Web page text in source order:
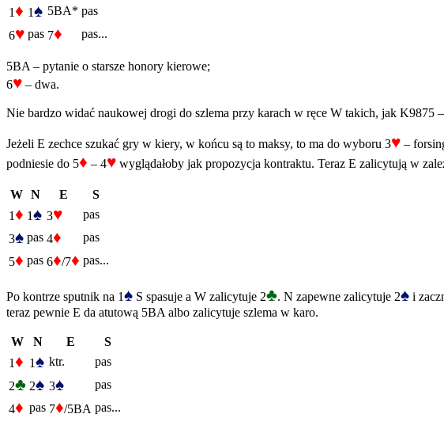
1♦ 1♠ 5BA* pas
6♥ pas 7♦ pas...
5BA – pytanie o starsze honory kierowe;
6♥ – dwa.
Nie bardzo widać naukowej drogi do szlema przy karach w ręce W takich, jak K9875
Jeżeli E zechce szukać gry w kiery, w końcu są to maksy, to ma do wyboru 3♥ –
podniesie do 5♦ – 4♥ wyglądałoby jak propozycja kontraktu. Teraz E zalicytują w
W N E
S
1♦ 1♠ 3♥
pas
3♠ pas 4♦
pas
5♦ pas 6♦/7♦ pas...
Po kontrze sputnik na 1♠ S spasuje a W zalicytuje 2♣. N zapewne zalicytuje 2♠ i
teraz pewnie E da atutową 5BA albo zalicytuje szlema w karo.
W N E
S
1♦ 1♠ ktr.
pas
2♣ 2♠ 3♠
pas
4♦ pas 7♦/5BA pas...